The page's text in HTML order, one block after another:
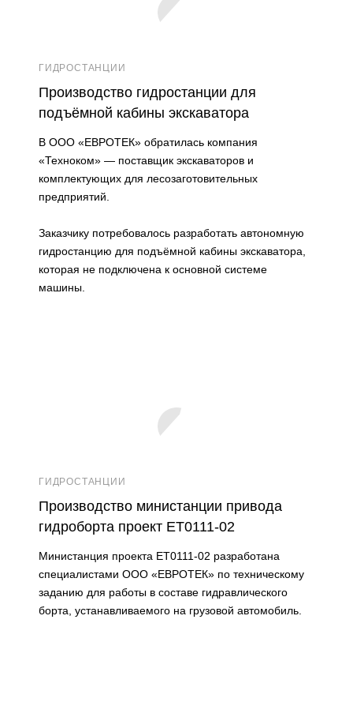
ГИДРОСТАНЦИИ
Производство гидростанции для
подъёмной кабины экскаватора
В ООО «ЕВРОТЕК» обратилась компания
«Техноком» — поставщик экскаваторов и
комплектующих для лесозаготовительных
предприятий.
Заказчику потребовалось разработать автономную
гидростанцию для подъёмной кабины экскаватора,
которая не подключена к основной системе
машины.
ГИДРОСТАНЦИИ
Производство министанции привода
гидроборта проект ET0111-02
Министанция проекта ET0111-02 разработана
специалистами ООО «ЕВРОТЕК» по техническому
заданию для работы в составе гидравлического
борта, устанавливаемого на грузовой автомобиль.